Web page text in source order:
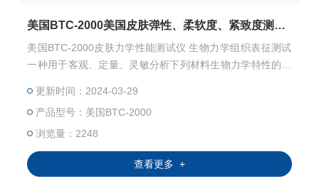
美国BTC-2000美国皮肤弹性、柔软度、紧致度测试仪
美国BTC-2000皮肤力学性能测试仪 生物力学组织表征测试
一种用于客观、定量、灵敏分析下列材料生物力学特性的激
的效果) 伤口强度和生物力学组织特征(评估疤痕/烧伤、伤口
愈合、伤口闭合和手术组织粘接剂的治疗方法)。 内聚性硅
胶(定量材料特性-乳房植入用硅胶填料的适应性)
更新时间：2024-03-29
产品型号：美国BTC-2000
浏览量：2248
查看更多 +